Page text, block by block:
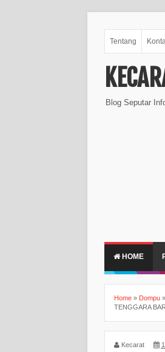
Tentang
Blog Seputar
HOME
Home » Dompu »
TENGGARA
Kecarat